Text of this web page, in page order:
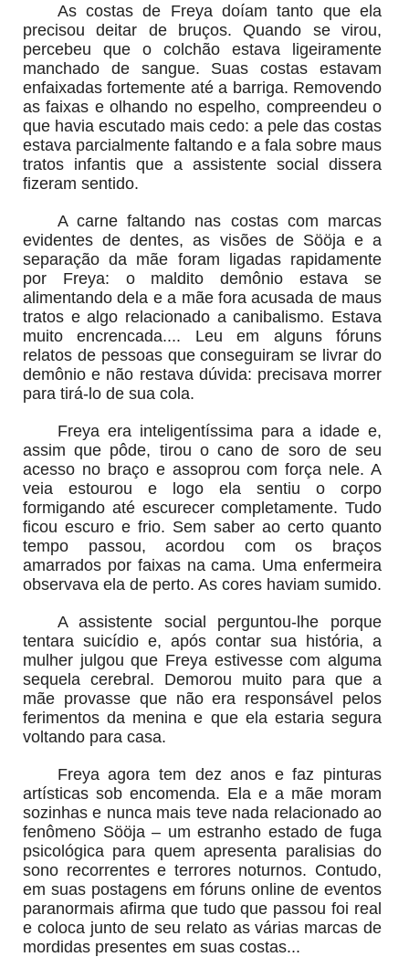
As costas de Freya doíam tanto que ela
precisou deitar de bruços. Quando se virou,
percebeu que o colchão estava ligeiramente
manchado de sangue. Suas costas estavam
enfaixadas fortemente até a barriga. Removendo
as faixas e olhando no espelho, compreendeu o
que havia escutado mais cedo: a pele das costas
estava parcialmente faltando e a fala sobre maus
tratos infantis que a assistente social dissera
fizeram sentido.
A carne faltando nas costas com marcas
evidentes de dentes, as visões de Sööja e a
separação da mãe foram ligadas rapidamente
por Freya: o maldito demônio estava se
alimentando dela e a mãe fora acusada de maus
tratos e algo relacionado a canibalismo. Estava
muito encrencada.... Leu em alguns fóruns
relatos de pessoas que conseguiram se livrar do
demônio e não restava dúvida: precisava morrer
para tirá-lo de sua cola.
Freya era inteligentíssima para a idade e,
assim que pôde, tirou o cano de soro de seu
acesso no braço e assoprou com força nele. A
veia estourou e logo ela sentiu o corpo
formigando até escurecer completamente. Tudo
ficou escuro e frio. Sem saber ao certo quanto
tempo passou, acordou com os braços
amarrados por faixas na cama. Uma enfermeira
observava ela de perto. As cores haviam sumido.
A assistente social perguntou-lhe porque
tentara suicídio e, após contar sua história, a
mulher julgou que Freya estivesse com alguma
sequela cerebral. Demorou muito para que a
mãe provasse que não era responsável pelos
ferimentos da menina e que ela estaria segura
voltando para casa.
Freya agora tem dez anos e faz pinturas
artísticas sob encomenda. Ela e a mãe moram
sozinhas e nunca mais teve nada relacionado ao
fenômeno Sööja – um estranho estado de fuga
psicológica para quem apresenta paralisias do
sono recorrentes e terrores noturnos. Contudo,
em suas postagens em fóruns online de eventos
paranormais afirma que tudo que passou foi real
e coloca junto de seu relato as várias marcas de
mordidas presentes em suas costas...